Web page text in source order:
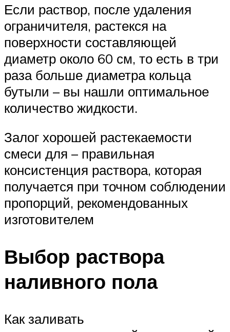
Если раствор, после удаления
ограничителя, растекся на
поверхности составляющей
диаметр около 60 см, то есть в три
раза больше диаметра кольца
бутыли – вы нашли оптимальное
количество жидкости.
Залог хорошей растекаемости
смеси для – правильная
консистенция раствора, которая
получается при точном соблюдении
пропорций, рекомендованных
изготовителем
Выбор раствора
наливного пола
Как заливать